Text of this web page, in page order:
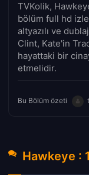
TVKolik,
bölüm full hd
altyazılı ve
Clint, Kate'in
hayattaki bir
etmelidir.
Bu Bölüm özeti